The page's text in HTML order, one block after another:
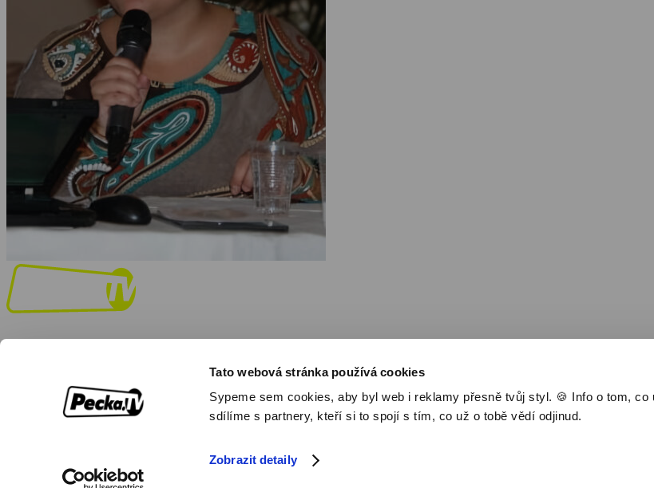
Tato webová stránka používá cookies
Sypeme sem cookies, aby byl web i reklamy přesně tvůj styl. 🍪 Info o tom, co
sdílíme s partnery, kteří si to spojí s tím, co už o tobě vědí odjinud.
Zobrazit detaily
Facebook
Můj účet
Hrdě vytvořeno v České republice